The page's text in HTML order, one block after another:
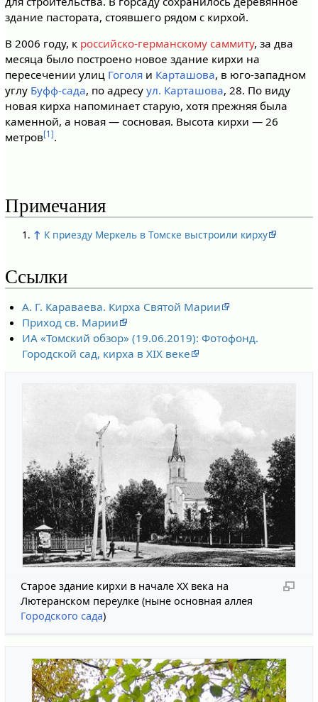
здание пастората, стоявшего рядом с кирхой.
В 2006 году, к российско-германскому саммиту, за два
месяца было построено новое здание кирхи на
пересечении улиц Гоголяи Карташова, в юго-западном
углу Буфф-сада, по адресу ул. Карташова, 28. По виду
новая кирха напоминает старую, хотя прежняя была
каменной, а новая — сосновая. Высота кирхи — 26
метров[1].
Примечания
↑ К приезду Меркель в Томске выстроили кирху
Ссылки
А. Г. Караваева. Кирха Святой Марии
Приход св. Марии
ИА «Томский обзор» (19.06.2019): Фотофонд.
Городской сад, кирха в XIX веке
Старое здание кирхи в начале XX века на
Лютеранском переулке (ныне основная аллея
Городского сада)